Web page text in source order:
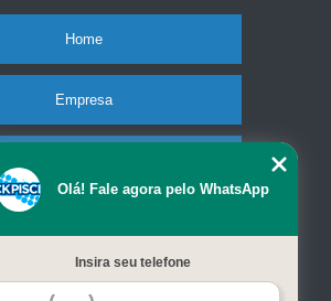
Home
Empresa
Contato
Olá! Fale agora pelo WhatsApp
Insira seu telefone